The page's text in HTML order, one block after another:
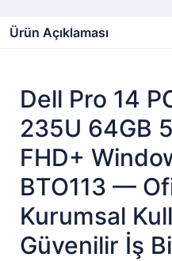
Ürün Açıklaması
Dell Pro 14
235U 64GB
FHD+
BTO113 —
Kurumsal
Güvenilir İş